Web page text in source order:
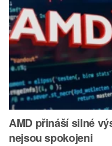
AMD přináší silné
nejsou spokojeni